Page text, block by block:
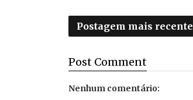
Postagem mais recente
Post Comment
Nenhum comentário: